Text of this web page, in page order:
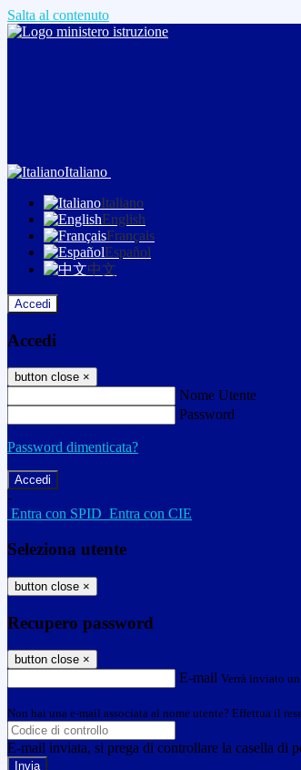
Salta al contenuto
Italiano
Italiano
English
Français
Español
中文
Accedi
Accedi
button close ×
Nome Utente
Password
Password dimenticata?
-
Entra con SPID Entra con CIE
Seleziona utente
button close ×
Recupero password
button close ×
E-mail Verrà inviato
Non hai una e-mail associata al nome utente? Effettua il
E-mail inviata, si prega di controllare la casella di